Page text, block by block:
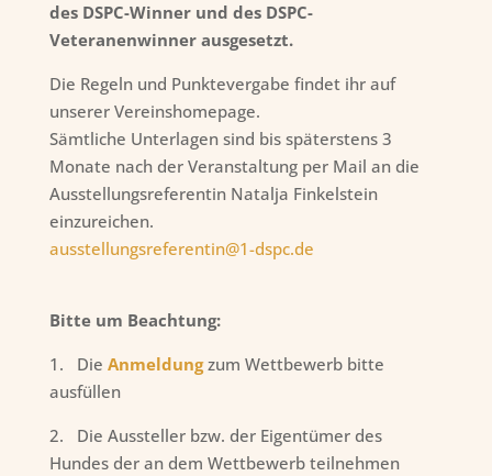
des DSPC-Winner und des DSPC-
Veteranenwinner ausgesetzt.
Die Regeln und Punktevergabe findet ihr auf
unserer Vereinshomepage.
Sämtliche Unterlagen sind bis späterstens 3
Monate nach der Veranstaltung per Mail an die
Ausstellungsreferentin Natalja Finkelstein
einzureichen.
ausstellungsreferentin@1-dspc.de
Bitte um Beachtung:
1. Die Anmeldungzum Wettbewerb bitte
ausfüllen
2. Die Aussteller bzw. der Eigentümer des
Hundes der an dem Wettbewerb teilnehmen